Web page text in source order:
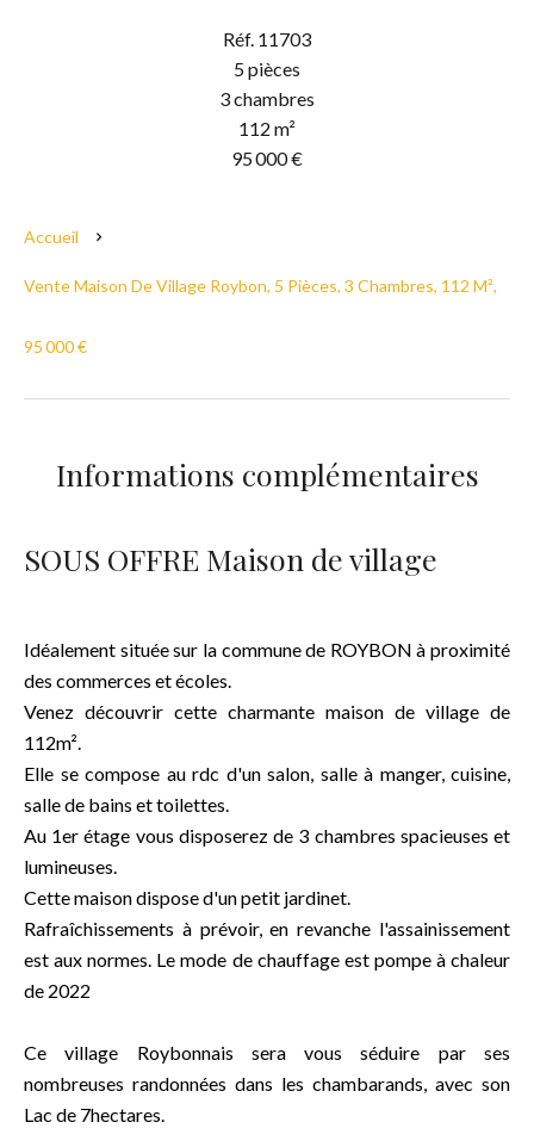
Réf. 11703
5 pièces
3 chambres
112 m²
95 000 €
Accueil
Vente Maison De Village Roybon, 5 Pièces, 3 Chambres, 112 M²,
95 000 €
Informations complémentaires
SOUS OFFRE Maison de village
Idéalement située sur la commune de ROYBON à proximité
des commerces et écoles.
Venez découvrir cette charmante maison de village de
112m².
Elle se compose au rdc d'un salon, salle à manger, cuisine,
salle de bains et toilettes.
Au 1er étage vous disposerez de 3 chambres spacieuses et
lumineuses.
Cette maison dispose d'un petit jardinet.
Rafraîchissements à prévoir, en revanche l'assainissement
est aux normes. Le mode de chauffage est pompe à chaleur
de 2022
Ce village Roybonnais sera vous séduire par ses
nombreuses randonnées dans les chambarands, avec son
Lac de 7hectares.